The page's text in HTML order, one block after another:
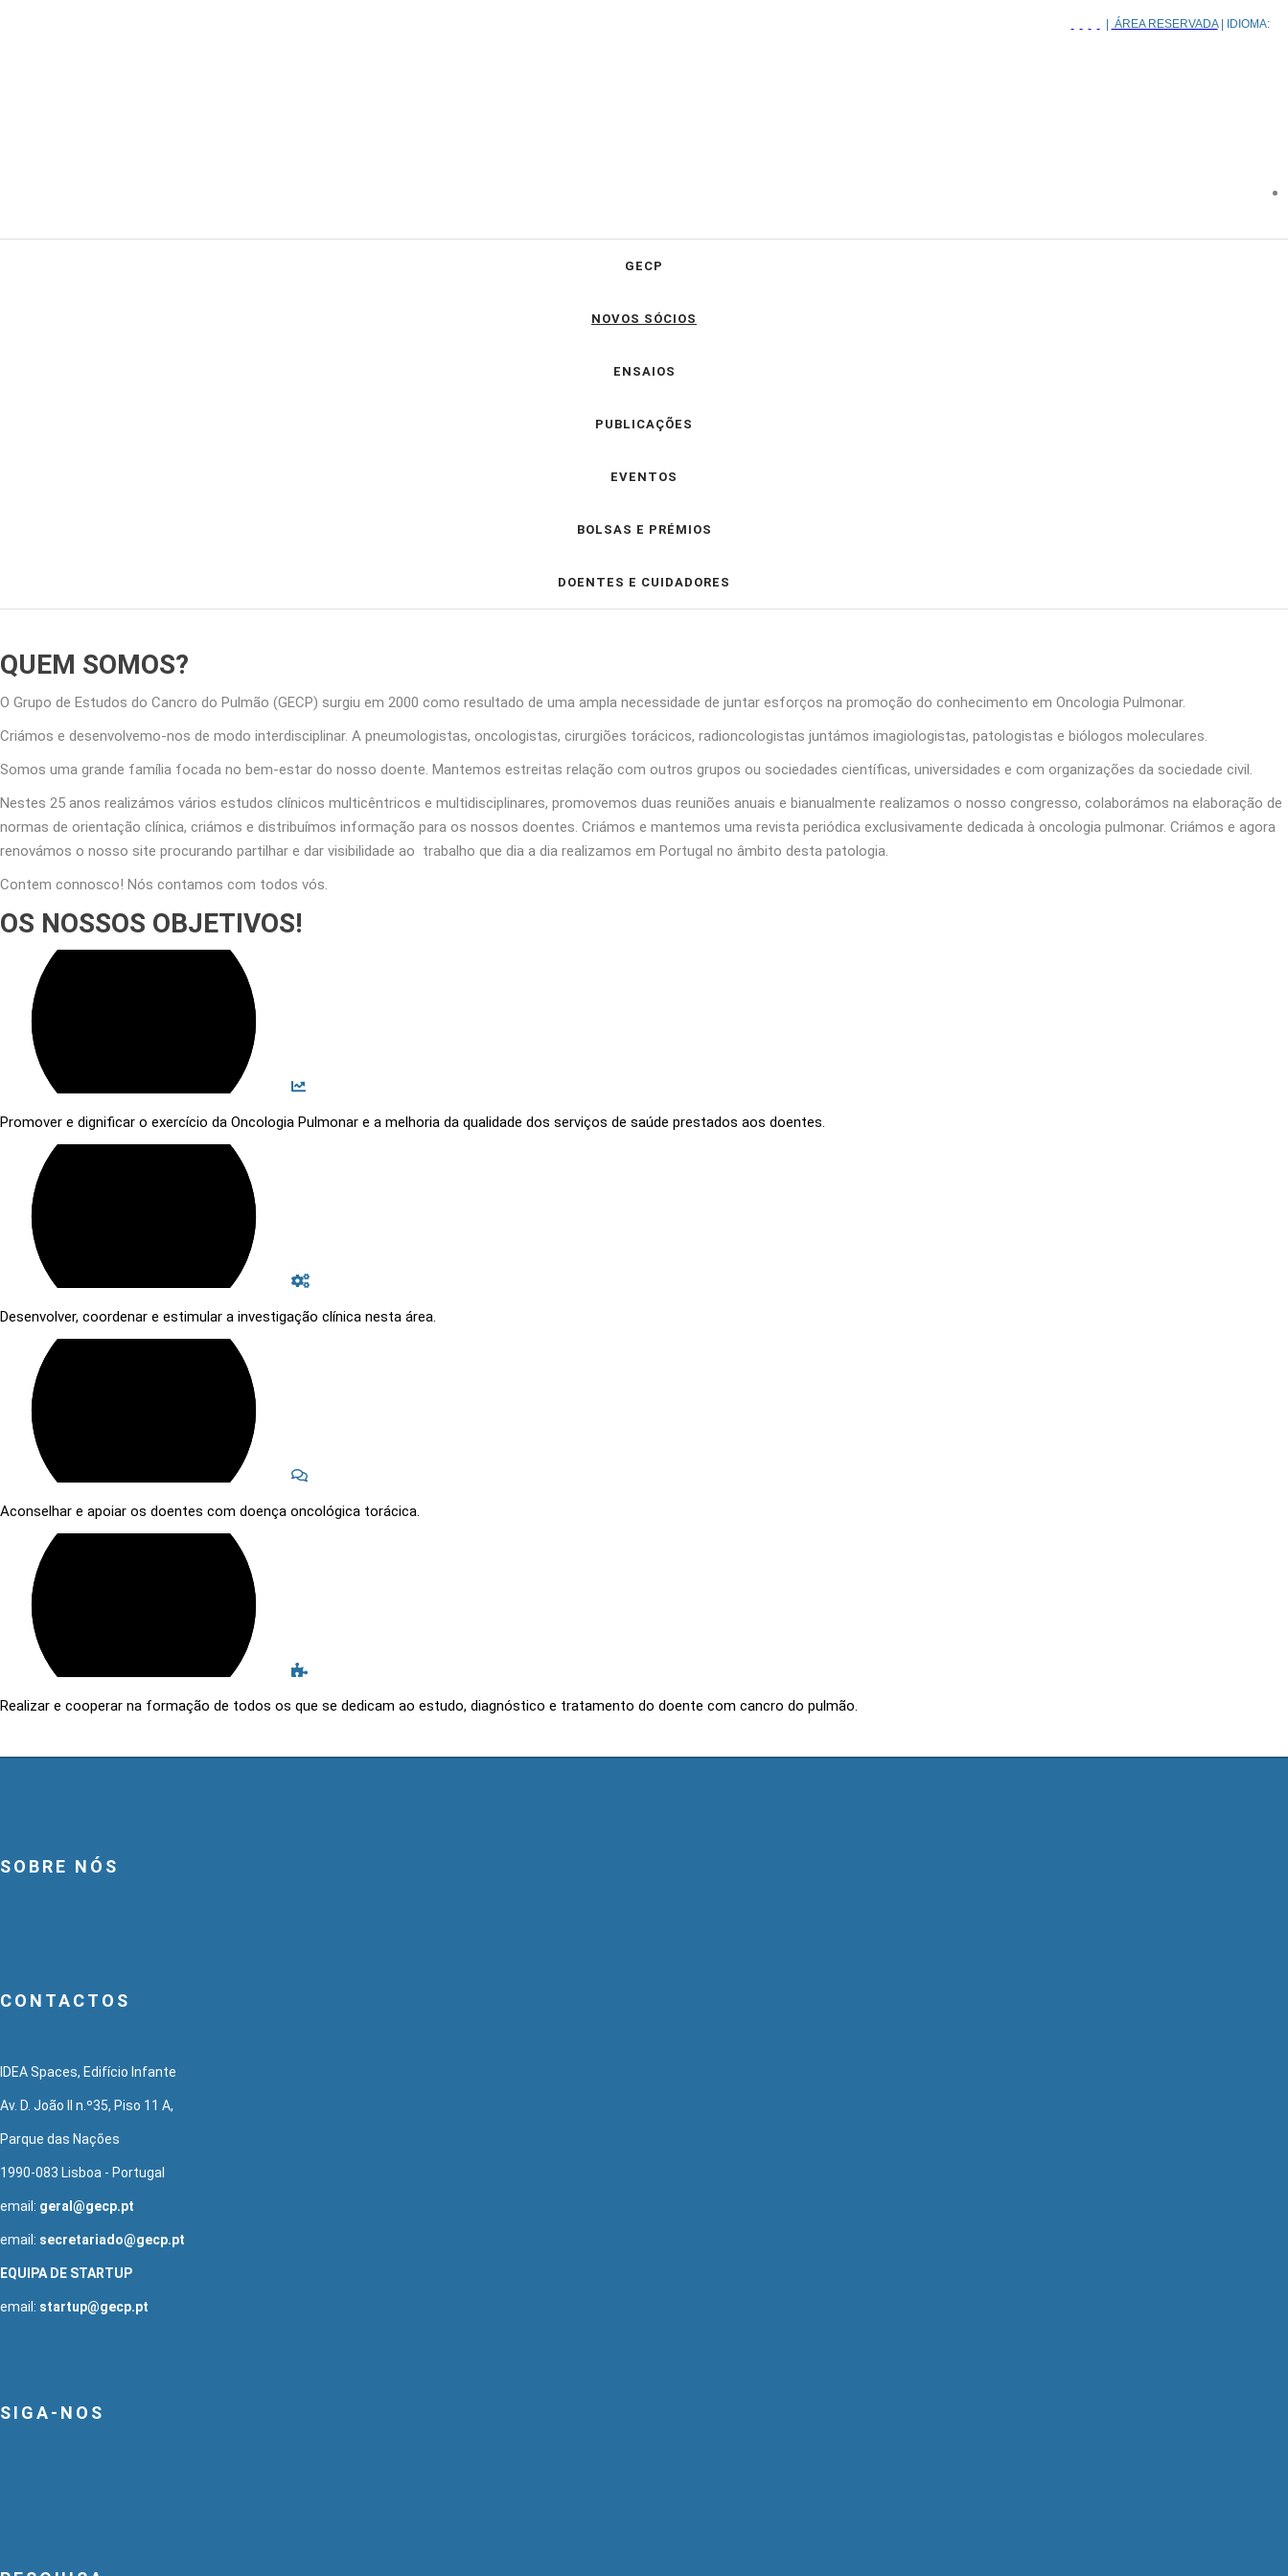
ÁREA RESERVADA| IDIOMA:
GECP
NOVOS SÓCIOS
ENSAIOS
PUBLICAÇÕES
EVENTOS
BOLSAS E PRÉMIOS
DOENTES E CUIDADORES
QUEM SOMOS?
O Grupo de Estudos do Cancro do Pulmão (GECP) surgiu em 2000 como resultado de uma ampla necessidade de juntar esforços na promoção do conhecimento em Oncologia Pulmonar.
Criámos e desenvolvemo-nos de modo interdisciplinar. A pneumologistas, oncologistas, cirurgiões torácicos, radioncologistas juntámos imagiologistas, patologistas e biólogos moleculares.
Somos uma grande família focada no bem-estar do nosso doente. Mantemos estreitas relação com outros grupos ou sociedades científicas, universidades e com organizações da sociedade civil.
Nestes 25 anos realizámos vários estudos clínicos multicêntricos e multidisciplinares, promovemos duas reuniões anuais e bianualmente realizamos o nosso congresso, colaborámos na elaboração de
normas de orientação clínica, criámos e distribuímos informação para os nossos doentes. Criámos e mantemos uma revista periódica exclusivamente dedicada à oncologia pulmonar. Criámos e agora
renovámos o nosso site procurando partilhar e dar visibilidade ao trabalho que dia a dia realizamos em Portugal no âmbito desta patologia.
Contem connosco! Nós contamos com todos vós.
OS NOSSOS OBJETIVOS!
Promover e dignificar o exercício da Oncologia Pulmonar e a melhoria da qualidade dos serviços de saúde prestados aos doentes.
Desenvolver, coordenar e estimular a investigação clínica nesta área.
Aconselhar e apoiar os doentes com doença oncológica torácica.
Realizar e cooperar na formação de todos os que se dedicam ao estudo, diagnóstico e tratamento do doente com cancro do pulmão.
SOBRE NÓS
CONTACTOS
IDEA Spaces, Edifício Infante
Av. D. João II n.º35, Piso 11 A,
Parque das Nações
1990-083 Lisboa - Portugal
email: geral@gecp.pt
email: secretariado@gecp.pt
EQUIPA DE STARTUP
email: startup@gecp.pt
SIGA-NOS